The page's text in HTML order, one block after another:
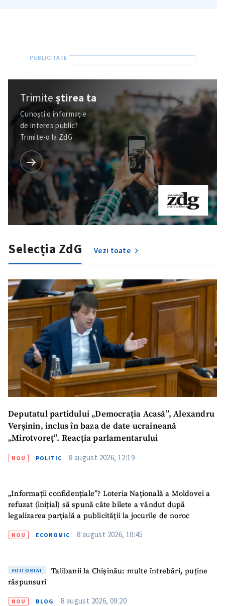
Trimiteștirea ta
Cunoști o informație
de interes public?
Trimite-o la ZdG
Selecția ZdG Vezi toate
Deputatul partidului „Democrația Acasă”, Alexandru
Verșinin, inclus în baza de date ucraineană
„Mirotvoreț”. Reacția parlamentarului
NOU POLITIC 8 august 2026, 12:19
„Informații confidențiale”? Loteria Națională a Moldovei a
refuzat (inițial) să spună câte bilete a vândut după
legalizarea parțială a publicității la jocurile de noroc
NOU ECONOMIC 8 august 2026, 10:45
EDITORIAL
Talibanii la Chișinău: multe întrebări, puține
răspunsuri
NOU BLOG 8 august 2026, 09:20
ȘTIREA MEA
Titlu știre+ Adaugă titlu
Link media+ Link media